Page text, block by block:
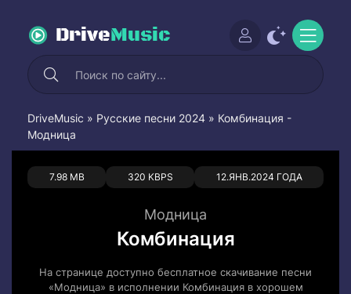
DriveMusic
DriveMusic » Русские песни 2024 » Комбинация -
Модница
7.98 MB 320 KBPS 12.ЯНВ.2024 ГОДА
0 0
Модница
Комбинация
На странице доступно бесплатное скачивание песни
«Модница» в исполнении Комбинация в хорошем